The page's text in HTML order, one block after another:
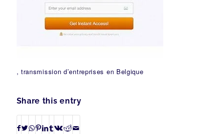
, transmission d’entreprises en Belgique
Share this entry